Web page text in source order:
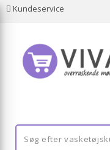
Kundeservice